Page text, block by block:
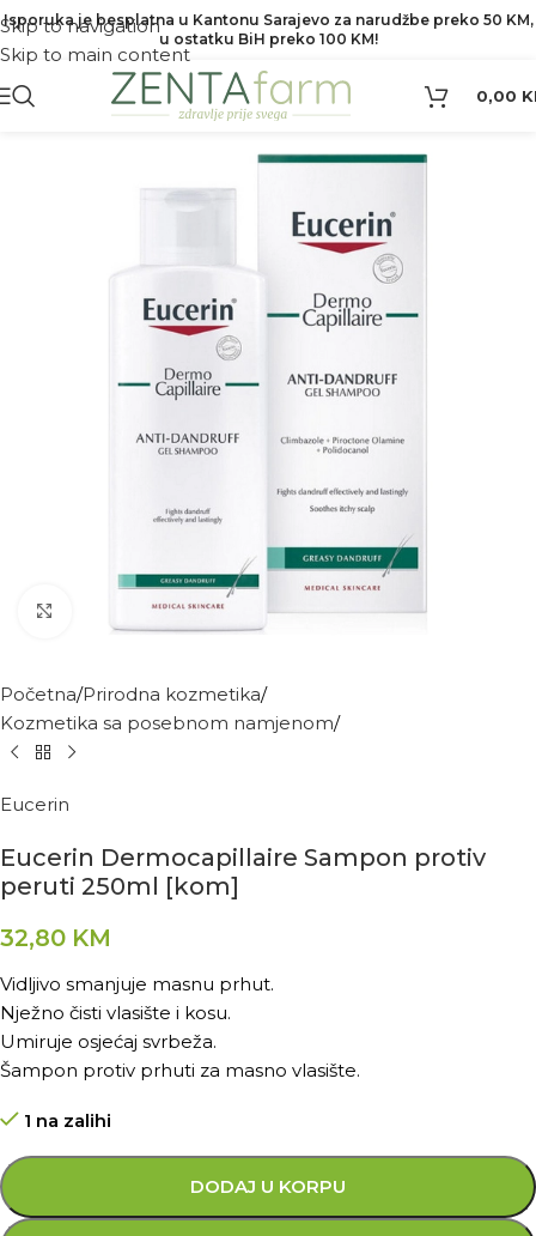
Skip to navigation
Skip to main content
Isporuka je besplatna u Kantonu Sarajevo za narudžbe preko 50 KM,
u ostatku BiH preko 100 KM!
0,00
Kliknite za povećanje
Početna Prirodna kozmetika
Kozmetika sa posebnom namjenom
Eucerin
Eucerin Dermocapillaire Sampon protiv
peruti 250ml [kom]
32,80 KM
Vidljivo smanjuje masnu prhut.
Nježno čisti vlasište i kosu.
Umiruje osjećaj svrbeža.
Šampon protiv prhuti za masno vlasište.
1 na zalihi
DODAJ U KORPU